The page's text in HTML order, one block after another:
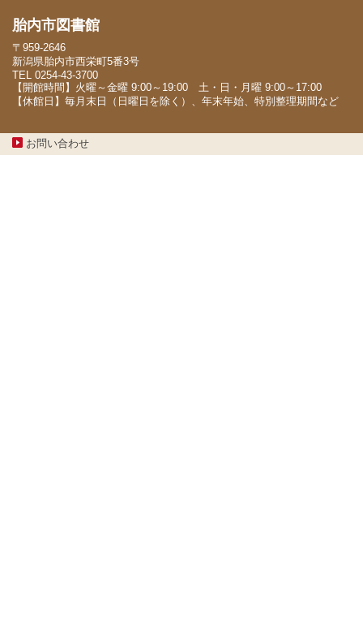
胎内市図書館
〒959-2646
新潟県胎内市西栄町5番3号
TEL 0254-43-3700
【開館時間】火曜～金曜 9:00～19:00 土・日・月曜 9:00～17:00
【休館日】毎月末日（日曜日を除く）、年末年始、特別整理期間など
お問い合わせ